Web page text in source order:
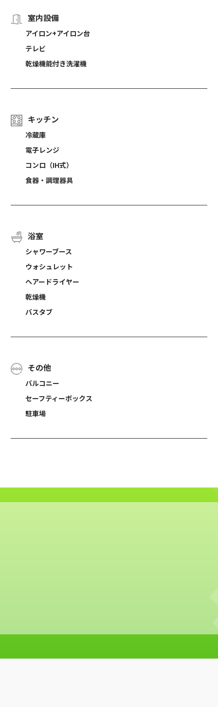
室内設備
アイロン+アイロン台
テレビ
乾燥機能付き洗濯機
キッチン
冷蔵庫
電子レンジ
コンロ（IH式）
食器・調理器具
浴室
シャワーブース
ウォシュレット
ヘアードライヤー
乾燥機
バスタブ
その他
バルコニー
セーフティーボックス
駐車場